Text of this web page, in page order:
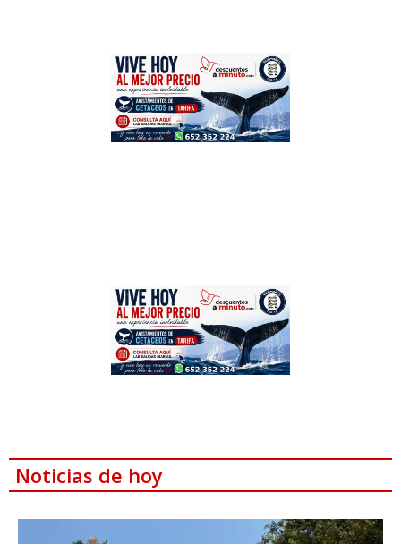
Noticias de hoy